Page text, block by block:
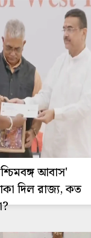
আবাস'
দিল রাজ্য, কত